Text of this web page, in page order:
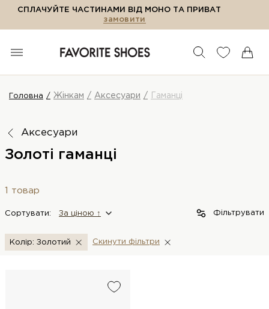
СПЛАЧУЙТЕ ЧАСТИНАМИ ВІД МОНО ТА ПРИВАТ
замовити
Головна Жінкам Аксесуари Гаманці
Аксесуари
Золоті гаманці
1 товар
Сортувати: За цiною ↑ Фільтрувати
Колір: Золотий Скинути фiльтри